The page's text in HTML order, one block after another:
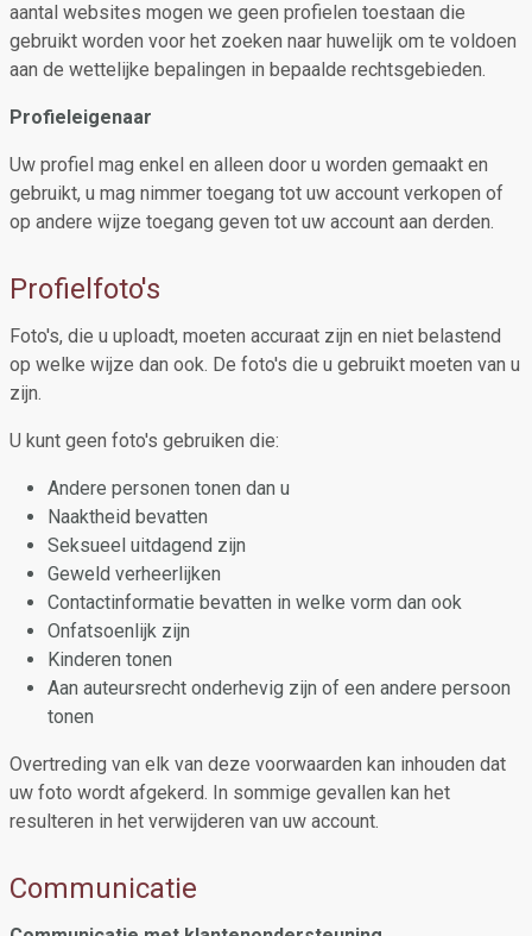
aantal websites mogen we geen profielen toestaan die
gebruikt worden voor het zoeken naar huwelijk om te voldoen
aan de wettelijke bepalingen in bepaalde rechtsgebieden.
Profieleigenaar
Uw profiel mag enkel en alleen door u worden gemaakt en
gebruikt, u mag nimmer toegang tot uw account verkopen of
op andere wijze toegang geven tot uw account aan derden.
Profielfoto's
Foto's, die u uploadt, moeten accuraat zijn en niet belastend
op welke wijze dan ook. De foto's die u gebruikt moeten van u
zijn.
U kunt geen foto's gebruiken die:
Andere personen tonen dan u
Naaktheid bevatten
Seksueel uitdagend zijn
Geweld verheerlijken
Contactinformatie bevatten in welke vorm dan ook
Onfatsoenlijk zijn
Kinderen tonen
Aan auteursrecht onderhevig zijn of een andere persoon
tonen
Overtreding van elk van deze voorwaarden kan inhouden dat
uw foto wordt afgekerd. In sommige gevallen kan het
resulteren in het verwijderen van uw account.
Communicatie